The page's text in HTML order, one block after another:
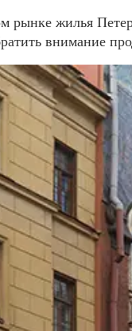
рынке жилья
внимание